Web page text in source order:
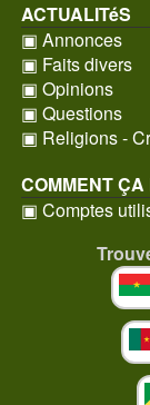
ACTUALITéS
▣ Annonces
▣ Faits divers
▣ Opinions
▣ Questions
▣ Religions -
COMMENT
▣ Comptes